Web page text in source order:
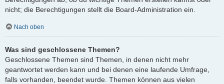
nicht; die Berechtigungen stellt die Board-Administration ein.
Nach oben
Was sind geschlossene Themen?
Geschlossene Themen sind Themen, in denen nicht mehr
geantwortet werden kann und bei denen eine laufende Umfrage,
falls vorhanden, beendet wurde. Themen können aus vielen